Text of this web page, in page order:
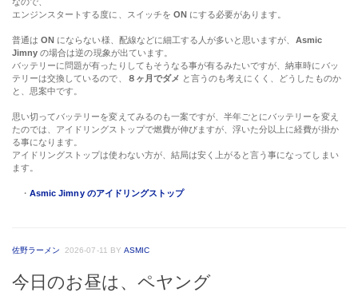
エンジンスタートする度に、スイッチを ONにする必要があります。
普通はON にならない様、配線などに細工する人が多いと思いますが、 Asmic
Jimny の場合は逆の現象が出ています。
バッテリーに問題が有ったりしてもそうなる事が有るみたいですが、納車時にバッ
テリーは交換しているので、
８ヶ月でダメ と言うのも考えにくく、どうしたものか
と、思案中です。
思い切ってバッテリーを変えてみるのも一案ですが、半年ごとにバッテリーを変え
たのでは、アイドリングストップで燃費が伸びますが、浮いた分以上に経費が掛か
る事になります。
アイドリングストップは使わない方が、結局は安く上がると言う事になってしまい
ます。
・Asmic Jimny のアイドリングストップ
佐野ラーメン 2026-07-11 BY ASMIC
今日のお昼は、ペヤング